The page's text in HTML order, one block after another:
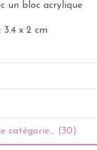
un bloc acrylique
3.4 x 2 cm
catégorie... (30)